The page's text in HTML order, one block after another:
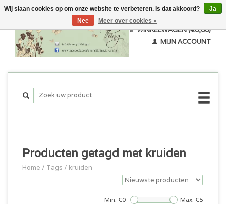
WINKELWAGEN (€0,00)
MIJN ACCOUNT
Producten getagd met kruiden
Home / Tags / kruiden
Min: €0 Max: €5
Wij slaan cookies op om onze website te verbeteren. Is dat akkoord?
Ja
Nee
Meer over cookies »